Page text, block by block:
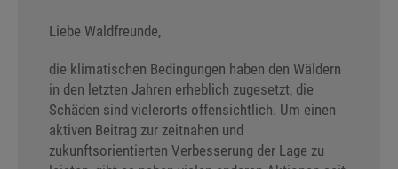
Liebe Waldfreunde,
die klimatischen Bedingungen haben den Wäldern
in den letzten Jahren erheblich zugesetzt, die
Schäden sind vielerorts offensichtlich. Um einen
aktiven Beitrag zur zeitnahen und
zukunftsorientierten Verbesserung der Lage zu